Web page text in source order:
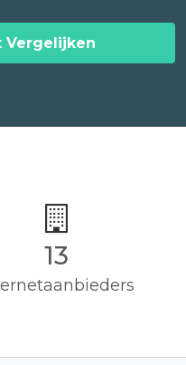
Vergelijken
13